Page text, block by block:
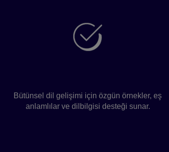
Bütünsel dil gelişimi için özgün örnekler, eş
anlamlılar ve dilbilgisi desteği sunar.